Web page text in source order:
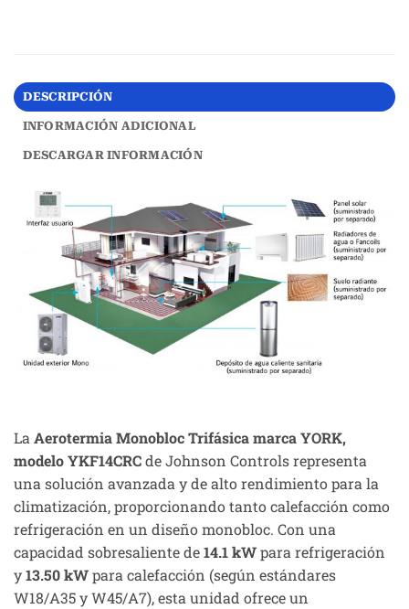
DESCRIPCIÓN
INFORMACIÓN ADICIONAL
DESCARGAR INFORMACIÓN
LaAerotermia Monobloc Trifásica marca YORK,
modelo YKF14CRCde Johnson Controls representa
una solución avanzada y de alto rendimiento para la
climatización, proporcionando tanto calefacción como
refrigeración en un diseño monobloc. Con una
capacidad sobresaliente de14.1 kWpara refrigeración
y13.50 kWpara calefacción (según estándares
W18/A35 y W45/A7), esta unidad ofrece un